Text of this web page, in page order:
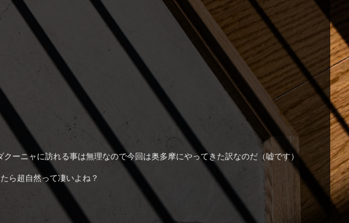
クーニャに訪れる事は無理なので今回は奥多摩にやってきた訳なのだ（嘘です）
ら超自然って凄いよね？